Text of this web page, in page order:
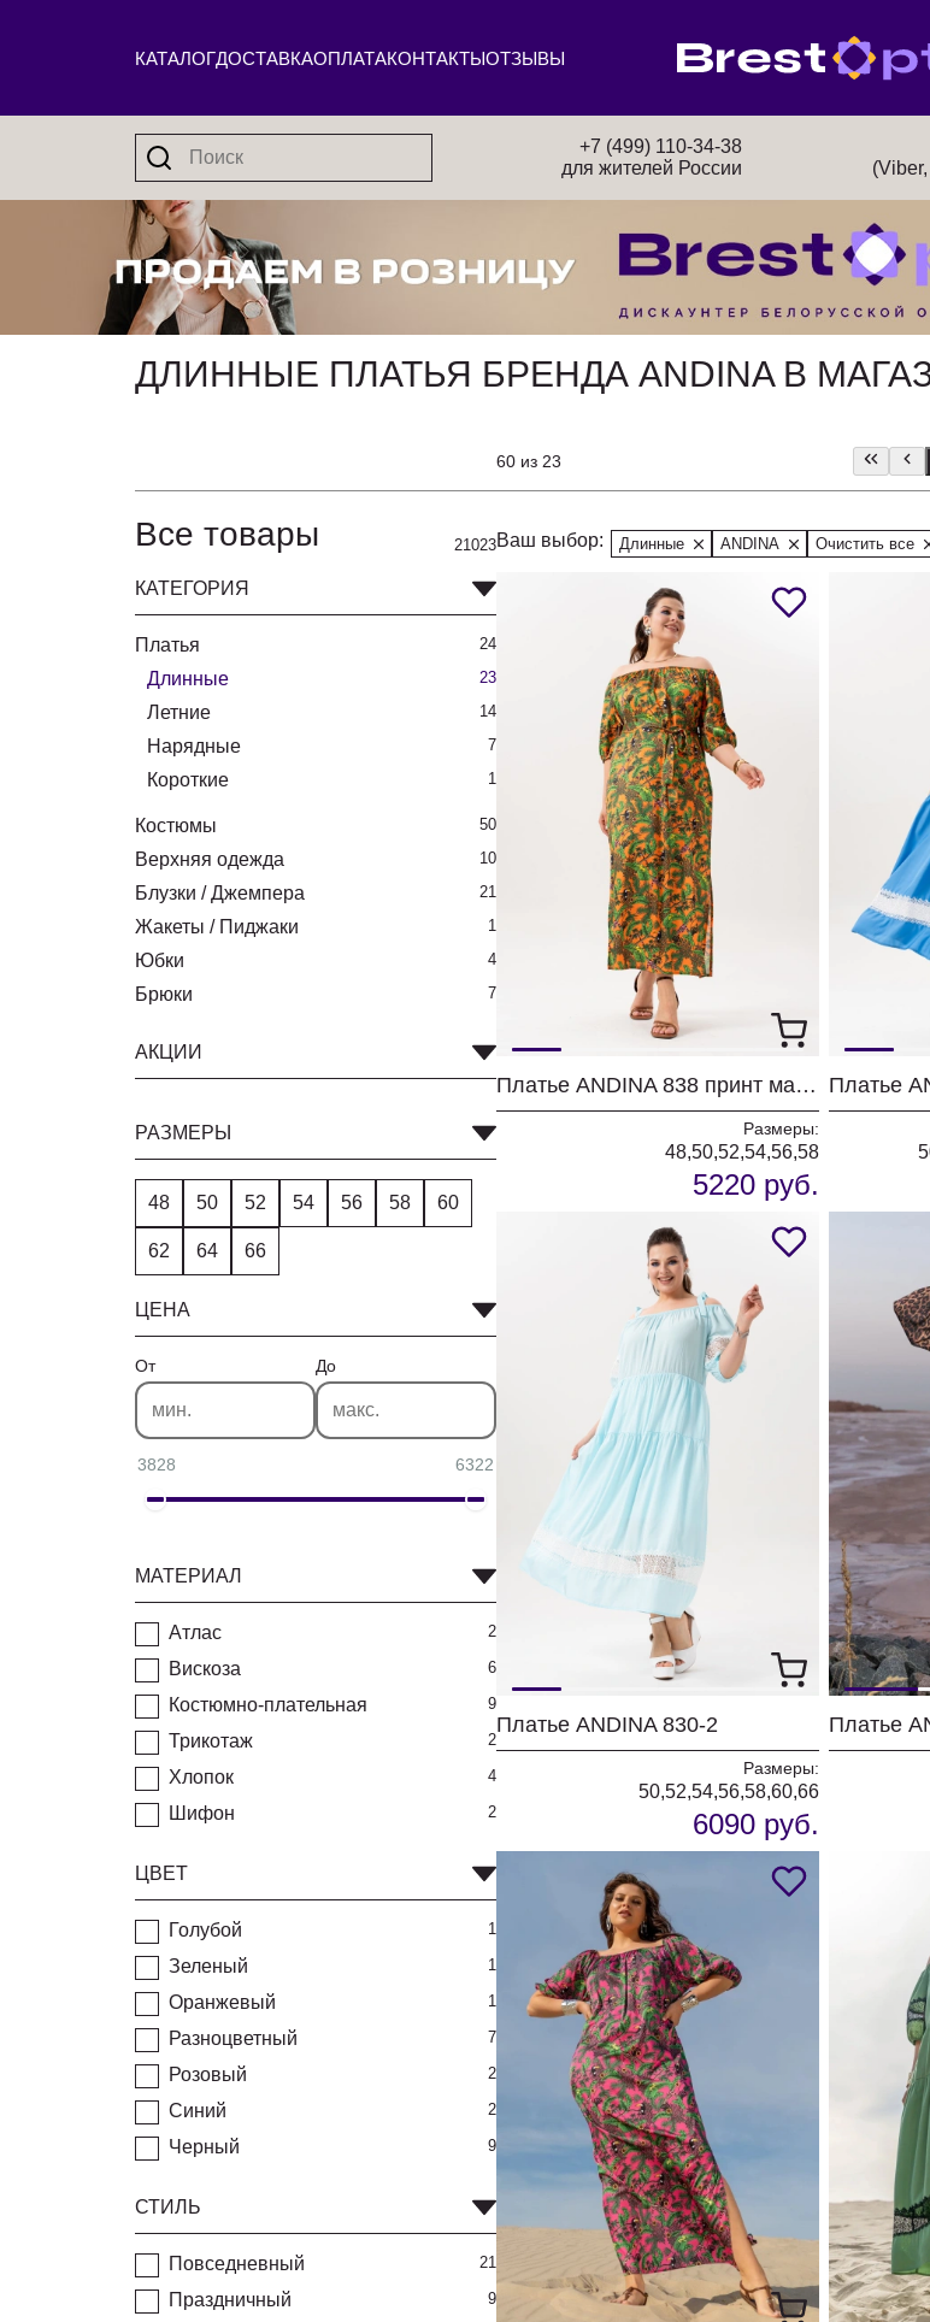
КАТАЛОГДОСТАВКАОПЛАТАКОНТАКТЫОТЗЫВЫ
+7 (499) 110-34-38
для жителей России
ДЛИННЫЕ ПЛАТЬЯ БРЕНДА ANDINA В
60 из 23
Все товары 21023
КАТЕГОРИЯ
Платья 24
Длинные 23
Летние 14
Нарядные 7
Короткие 1
Костюмы 50
Верхняя одежда 10
Блузки / Джемпера 21
Жакеты / Пиджаки 1
Юбки 4
Брюки 7
АКЦИИ
РАЗМЕРЫ
48 50 52 54 56 58 60
62 64 66
ЦЕНА
От До
3828 6322
МАТЕРИАЛ
Атлас 2
Вискоза 6
Костюмно-плательная 9
Трикотаж 2
Хлопок 4
Шифон 2
ЦВЕТ
Голубой 1
Зеленый 1
Оранжевый 1
Разноцветный 7
Розовый 2
Синий 2
Черный 9
СТИЛЬ
Повседневный 21
Праздничный 9
Ваш выбор: Длинные ANDINA Очистить все
Платье ANDINA 838 принт мандарин
Размеры:
48,50,52,54,56,58
5220 руб.
Платье
Платье ANDINA 830-2
Размеры:
50,52,54,56,58,60,66
6090 руб.